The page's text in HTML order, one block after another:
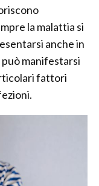
la malattia si
anche in
può manifestarsi
fattori